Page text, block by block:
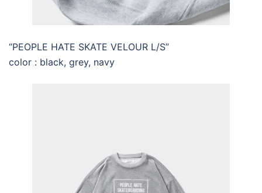
“PEOPLE HATE SKATE VELOUR L/S”
color : black, grey, navy